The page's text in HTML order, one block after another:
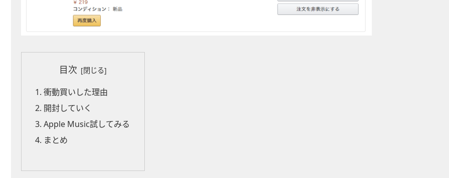
目次
衝動買いした理由
開封していく
Apple Music試してみる
まとめ